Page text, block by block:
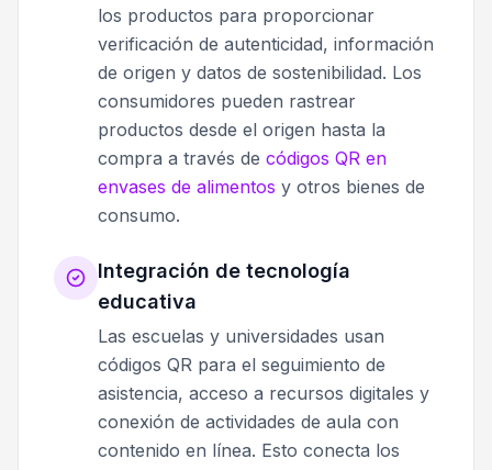
los productos para proporcionar
verificación de autenticidad, información
de origen y datos de sostenibilidad. Los
consumidores pueden rastrear
productos desde el origen hasta la
compra a través de códigos QR en
envases de alimentos y otros bienes de
consumo.
Integración de tecnología
educativa
Las escuelas y universidades usan
códigos QR para el seguimiento de
asistencia, acceso a recursos digitales y
conexión de actividades de aula con
contenido en línea. Esto conecta los